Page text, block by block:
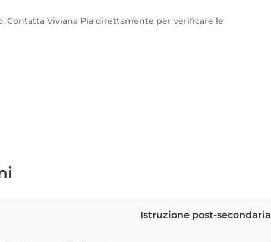
Contatta Viviana Pia direttamente per verificare le
Istruzione post-secondaria